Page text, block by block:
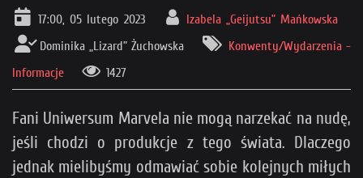
17:00, 05 lutego 2023
Izabela „Geijutsu” Mańkowska
Dominika „Lizard” Żuchowska
Konwenty/Wydarzenia -
Informacje
1427
Fani Uniwersum Marvela nie mogą narzekać na nudę,
jeśli chodzi o produkcje z tego świata. Dlaczego
jednak mielibyśmy odmawiać sobie kolejnych miłych